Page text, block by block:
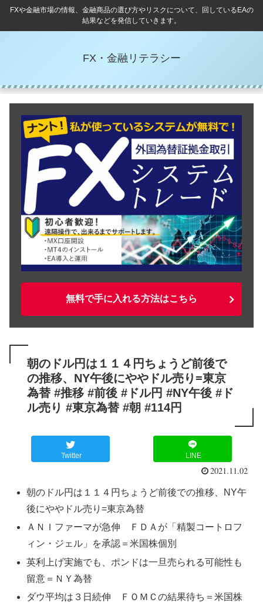
FXや金融市場の情報、金融商品の選び方やリスクについて、回しているEAの
結果などを発信していきます。
FX・金融リテラシー
無料で手に入れる方法はこちら
朝のドル円は１１４円ちょうど前後で
の推移、NY午後にややドル売り=東京
為替 #推移 #前後 #ドル円 #NY午後 #ド
ル売り #東京為替 #朝 #114円
Twitter LINE
2021.11.02
朝のドル円は１１４円ちょうど前後での推移、NY午
後にややドル売り=東京為替
ＡＮＩファーマが急伸 ＦＤＡが「精製コートロフ
ィン・ジェル」を承認＝米国株個別
英利上げ実施でも、ポンドは一旦売られる可能性も
留意＝ＮＹ為替
ダウ平均は３日続伸 ＦＯＭＣの結果待ち＝米国株